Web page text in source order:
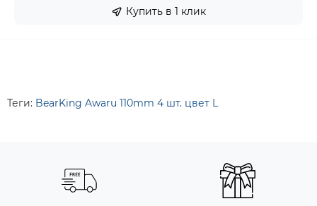
Купить в 1 клик
Теги: BearKing Awaru 110mm 4 шт. цвет L